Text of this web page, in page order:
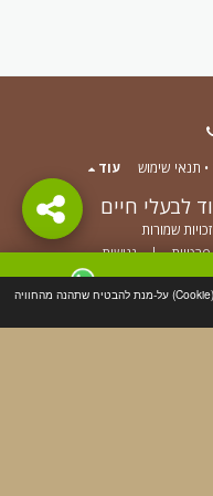
אתר זה משתמש ב"עוגיות" (Cookie) על-מנת להבטיח שתהנה מהחוויה
לבעלי חיים
פרטיות|נגישות
• תנאי שימוש עוד
WhatsApp